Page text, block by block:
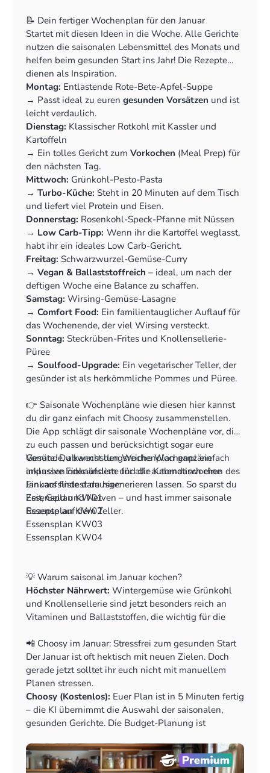
📝 Dein fertiger Wochenplan für den Januar
Startet mit diesen Ideen in die Woche. Alle Gerichte
nutzen die saisonalen Lebensmittel des Monats und
helfen beim gesunden Start ins Jahr! Die Rezepte
dienen als Inspiration.
Montag: Entlastende Rote-Bete-Apfel-Suppe
‍→ Passt ideal zu euren gesunden Vorsätzen und ist
leicht verdaulich.
Dienstag: Klassischer Rotkohl mit Kassler und
Kartoffeln
‍→ Ein tolles Gericht zum Vorkochen (Meal Prep) für
den nächsten Tag.
Mittwoch: Grünkohl-Pesto-Pasta
‍→ Turbo-Küche: Steht in 20 Minuten auf dem Tisch
und liefert viel Protein und Eisen.
Donnerstag: Rosenkohl-Speck-Pfanne mit Nüssen
‍→ Low Carb-Tipp: Wenn ihr die Kartoffel weglasst,
habt ihr ein ideales Low Carb-Gericht.
Freitag: Schwarzwurzel-Gemüse-Curry
‍→ Vegan & Ballaststoffreich – ideal, um nach der
deftigen Woche eine Balance zu schaffen.
Samstag: Wirsing-Gemüse-Lasagne
‍→ Comfort Food: Ein familientauglicher Auflauf für
das Wochenende, der viel Wirsing versteckt.
Sonntag: Steckrüben-Frites und Knollensellerie-
Püree
‍→ Soulfood-Upgrade: Ein vegetarischer Teller, der
gesünder ist als herkömmliche Pommes und Püree.
👉 Saisonale Wochenpläne wie diesen hier kannst
du dir ganz einfach mit Choosy zusammenstellen.
Die App schlägt dir saisonale Wochenpläne vor, die
zu euch passen und berücksichtigt sogar eure
Vorräte. Du kannst den Wochenplan ganz einfach
anpassen oder ändern und dir automatisch eine
Einkaufsliste darausgenerieren lassen. So sparst du
Zeit, Geld und Nerven – und hast immer saisonale
Rezepte auf dem Teller.
Gesunde, abwechslungsreiche Wochenpläne
inklusive Einkaufsliste für alle Kalendarwochen des
Januars findest du hier:
Essensplan KW01
Essensplan KW02
Essensplan KW03
Essensplan KW04
💡 Warum saisonal im Januar kochen?
Höchster Nährwert: Wintergemüse wie Grünkohl
und Knollensellerie sind jetzt besonders reich an
Vitaminen und Ballaststoffen, die wichtig für die
Bester Geschmack:Gelagerte Wurzelgemüse wie
Möhren und Pastinaken haben im Winter den
besten Geschmack.
Klimaschutz & Geld sparen:
die preisgünstigste Wahl. Eure Choosy App hilft
euch dabei, da die KI saisonale Zutaten automatisch
priorisiert. Zusätzlich dazu hat die App euren Vorrat
aufzubrauchen
📲 Choosy im Januar: Stressfrei zum gesunden Start
Der Januar ist oft hektisch mit neuen Zielen. Doch
gerade jetzt solltet ihr euch nicht mit manuellem
Planen stressen.
Choosy (Kostenlos): Euer Plan ist in 5 Minuten fertig
– die KI übernimmt die Auswahl der saisonalen,
gesunden Gerichte. Die Budget-Planung ist
Wocheneinkauf kostet. Und die Einkaufsliste teilt ihr
bequem mit eurem Partner!